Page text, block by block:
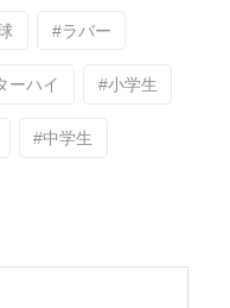
#ラバー
ーハイ #小学生
#中学生